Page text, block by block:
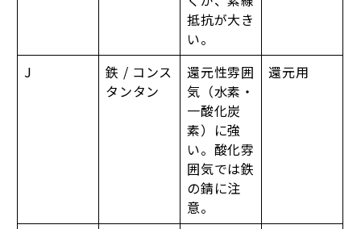
抵抗が大き
い。
J
鉄 / コンス
タンタン
還元性雰囲
気（水素・
一酸化炭
素）に強
い。酸化雰
囲気では鉄
の錆に注
意。
還元用